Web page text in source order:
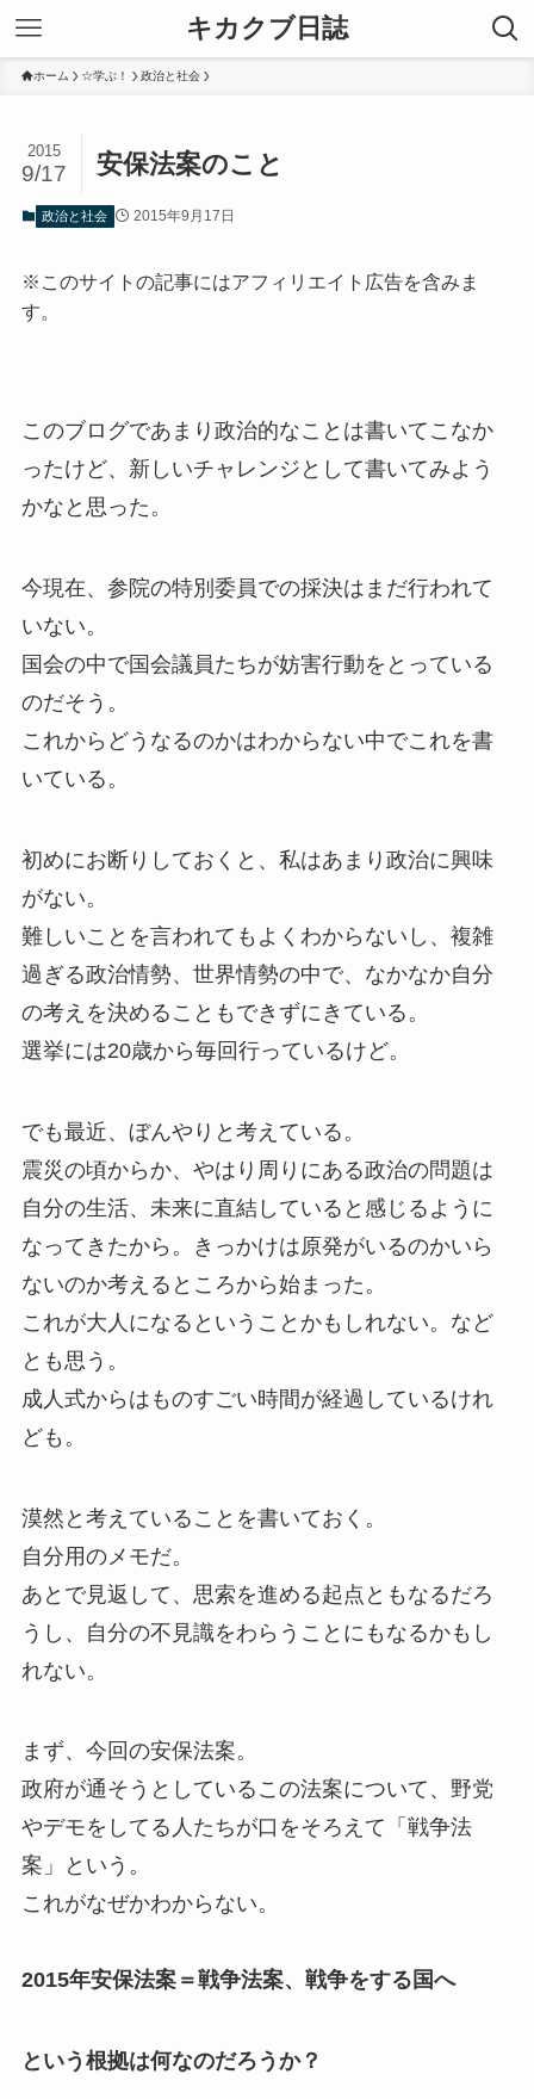
キカクブ日誌
ホーム ☆学ぶ！ 政治と社会
安保法案のこと
2015
9/17
政治と社会 2015年9月17日
※このサイトの記事にはアフィリエイト広告を含みま
す。
このブログであまり政治的なことは書いてこなか
ったけど、新しいチャレンジとして書いてみよう
かなと思った。
今現在、参院の特別委員での採決はまだ行われて
いない。
国会の中で国会議員たちが妨害行動をとっている
のだそう。
これからどうなるのかはわからない中でこれを書
いている。
初めにお断りしておくと、私はあまり政治に興味
がない。
難しいことを言われてもよくわからないし、複雑
過ぎる政治情勢、世界情勢の中で、なかなか自分
の考えを決めることもできずにきている。
選挙には20歳から毎回行っているけど。
でも最近、ぼんやりと考えている。
震災の頃からか、やはり周りにある政治の問題は
自分の生活、未来に直結していると感じるように
なってきたから。きっかけは原発がいるのかいら
ないのか考えるところから始まった。
これが大人になるということかもしれない。など
とも思う。
成人式からはものすごい時間が経過しているけれ
ども。
漠然と考えていることを書いておく。
自分用のメモだ。
あとで見返して、思索を進める起点ともなるだろ
うし、自分の不見識をわらうことにもなるかもし
れない。
まず、今回の安保法案。
政府が通そうとしているこの法案について、野党
やデモをしてる人たちが口をそろえて「戦争法
案」という。
これがなぜかわからない。
2015年安保法案＝戦争法案、戦争をする国へ
という根拠は何なのだろうか？